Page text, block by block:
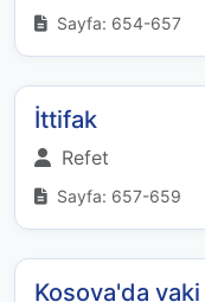
Sayfa: 654-657
İttifak
Refet
Sayfa: 657-659
Kosova'da